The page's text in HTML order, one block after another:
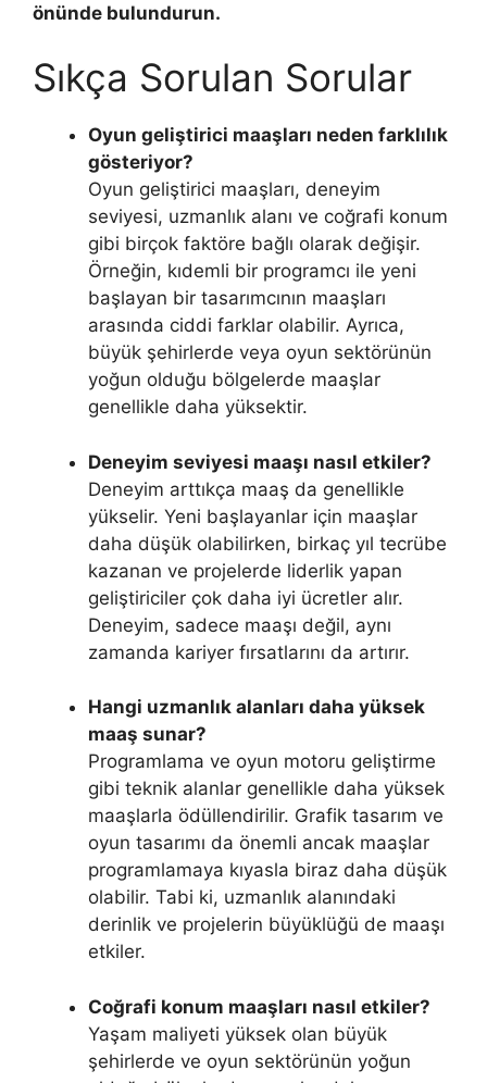
önünde bulundurun.
Sıkça Sorulan Sorular
Oyun geliştirici maaşları neden farklılık
gösteriyor?
Oyun geliştirici maaşları, deneyim
seviyesi, uzmanlık alanı ve coğrafi konum
gibi birçok faktöre bağlı olarak değişir.
Örneğin, kıdemli bir programcı ile yeni
başlayan bir tasarımcının maaşları
arasında ciddi farklar olabilir. Ayrıca,
büyük şehirlerde veya oyun sektörünün
yoğun olduğu bölgelerde maaşlar
genellikle daha yüksektir.
Deneyim seviyesi maaşı nasıl etkiler?
Deneyim arttıkça maaş da genellikle
yükselir. Yeni başlayanlar için maaşlar
daha düşük olabilirken, birkaç yıl tecrübe
kazanan ve projelerde liderlik yapan
geliştiriciler çok daha iyi ücretler alır.
Deneyim, sadece maaşı değil, aynı
zamanda kariyer fırsatlarını da artırır.
Hangi uzmanlık alanları daha yüksek
maaş sunar?
Programlama ve oyun motoru geliştirme
gibi teknik alanlar genellikle daha yüksek
maaşlarla ödüllendirilir. Grafik tasarım ve
oyun tasarımı da önemli ancak maaşlar
programlamaya kıyasla biraz daha düşük
olabilir. Tabi ki, uzmanlık alanındaki
derinlik ve projelerin büyüklüğü de maaşı
etkiler.
Coğrafi konum maaşları nasıl etkiler?
Yaşam maliyeti yüksek olan büyük
şehirlerde ve oyun sektörünün yoğun